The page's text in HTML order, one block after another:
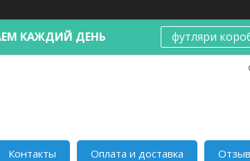
КАЖДИЙ ДЕНЬ футляри
Контакты Оплата и доставка